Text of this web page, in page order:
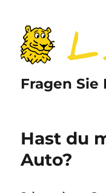
Fragen Sie
Hast du
Auto?